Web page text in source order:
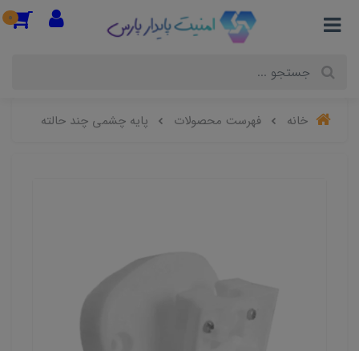
0
خانه فهرست محصولات پایه چشمی چند حالته